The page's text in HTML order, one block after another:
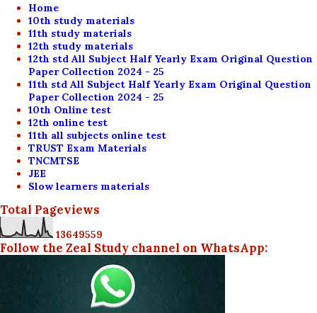
Home
10th study materials
11th study materials
12th study materials
12th std All Subject Half Yearly Exam Original Question
Paper Collection 2024 - 25
11th std All Subject Half Yearly Exam Original Question
Paper Collection 2024 - 25
10th Online test
12th online test
11th all subjects online test
TRUST Exam Materials
TNCMTSE
JEE
Slow learners materials
Total Pageviews
13649559
Follow the Zeal Study channel on WhatsApp: